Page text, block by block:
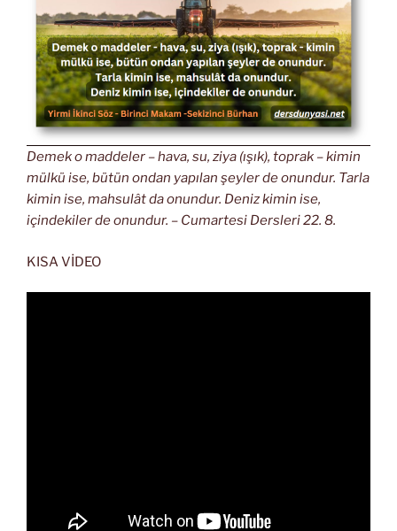
Demek o maddeler – hava, su, ziya (ışık), toprak – kimin
mülkü ise, bütün ondan yapılan şeyler de onundur. Tarla
kimin ise, mahsulât da onundur. Deniz kimin ise,
içindekiler de onundur. – Cumartesi Dersleri 22. 8.
KISA VİDEO